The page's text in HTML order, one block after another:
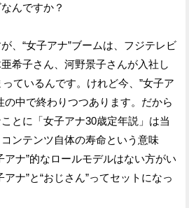
んですか？
、“女子アナ”ブームは、フジテレビ
希子さん、河野景子さんが入社し
ているんです。けれど今、”女子ア
の中で終わりつつあります。だから
とに「女子アナ30歳定年説」は当
ンテンツ自体の寿命という意味
アナ”的なロールモデルはない方がい
ナ”と“おじさん”ってセットになっ